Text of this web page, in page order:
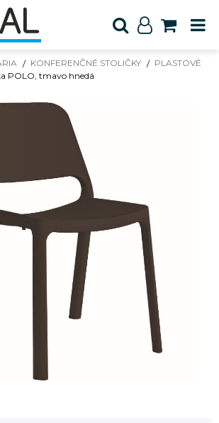
KONFERENČNÉ STOLIČKY
PLASTOVÉ
POLO, tmavo hnedá